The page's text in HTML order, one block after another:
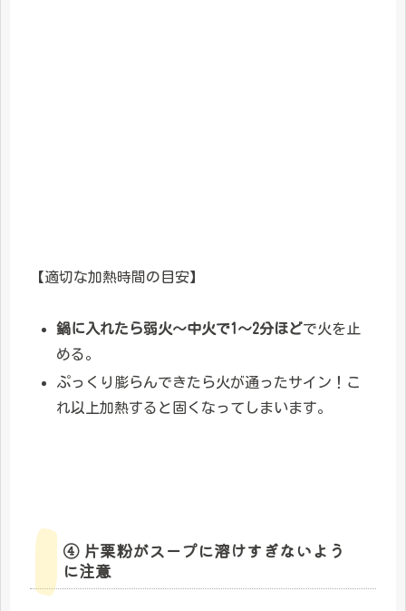
【適切な加熱時間の目安】
鍋に入れたら弱火〜中火で1〜2分ほどで火を止
める。
ぷっくり膨らんできたら火が通ったサイン！こ
れ以上加熱すると固くなってしまいます。
④ 片栗粉がスープに溶けすぎないよう
に注意